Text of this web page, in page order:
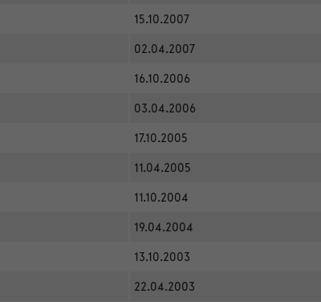
15.10.2007
02.04.2007
16.10.2006
03.04.2006
17.10.2005
11.04.2005
11.10.2004
19.04.2004
13.10.2003
22.04.2003